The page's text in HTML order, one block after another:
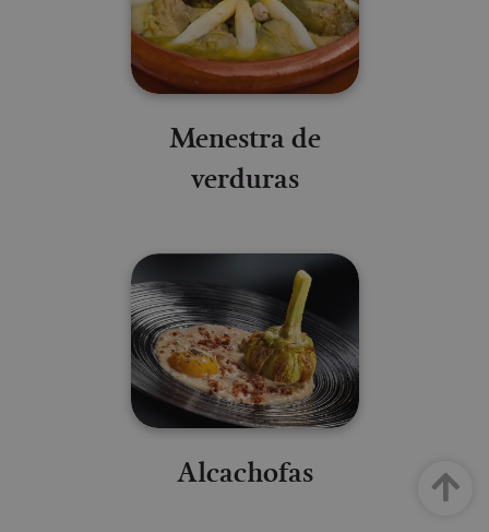
Menestra de
verduras
Alcachofas Arriba